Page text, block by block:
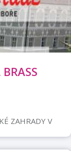
ZAHRADY V